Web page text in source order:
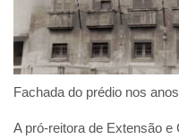
Fachada do prédio nos
A pró-reitora de Extensão